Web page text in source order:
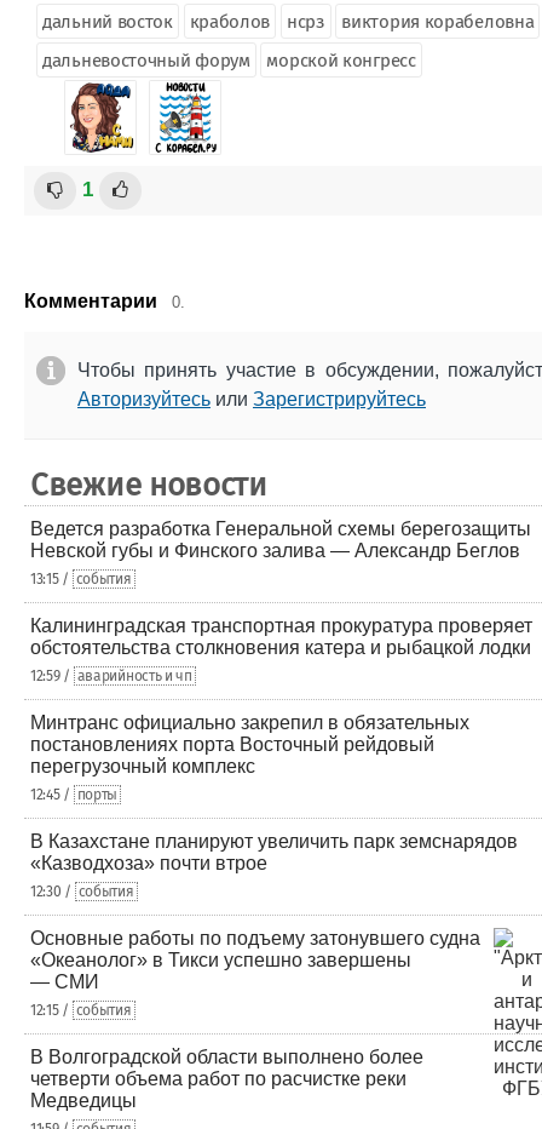
дальний восток краболов нсрз
виктория корабеловна
дальневосточный форум
морской конгресс
1
Комментарии 0.
Чтобы принять участие в обсуждении,
Авторизуйтесь или Зарегистрируйтесь
Свежие новости
Ведется разработка Генеральной схемы берегозащиты
Невской губы и Финского залива — Александр Беглов
13:15 / события
Калининградская транспортная прокуратура проверяет
обстоятельства столкновения катера и рыбацкой лодки
12:59 / аварийность и чп
Минтранс официально закрепил в обязательных
постановлениях порта Восточный рейдовый
перегрузочный комплекс
12:45 / порты
В Казахстане планируют увеличить парк земснарядов
«Казводхоза» почти втрое
12:30 / события
Основные работы по подъему затонувшего судна
«Океанолог» в Тикси успешно завершены
— СМИ
12:15 / события
В Волгоградской области выполнено более
четверти объема работ по расчистке реки
Медведицы